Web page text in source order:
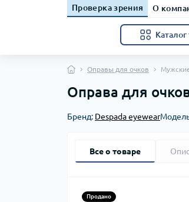
Проверка зрения О
Оправы для очков
Оправа для
Бренд: Despada eyewear
Все о товаре
Продано